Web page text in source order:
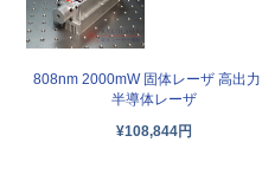
808nm 2000mW 固体レーザ 高出
半導体レーザ
¥108,844円